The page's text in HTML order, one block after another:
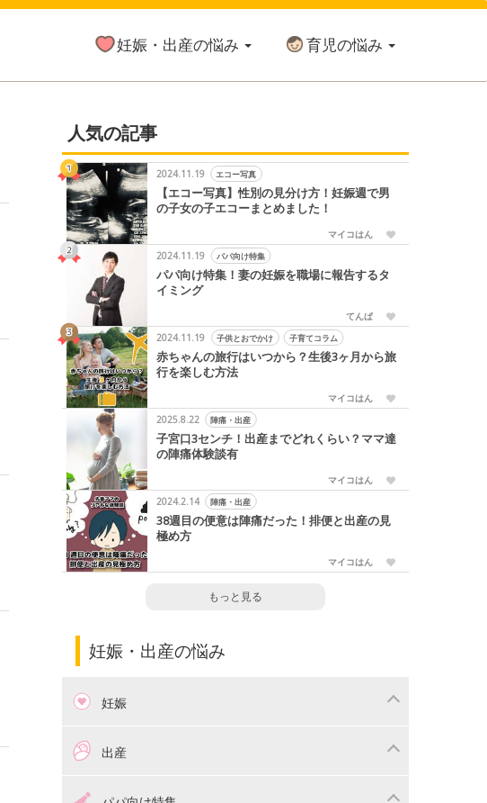
妊娠・出産の悩み 育児の悩み
人気の記事
2024.11.19 エコー写真
【エコー写真】性別の見分け方！妊娠週で男
の子女の子エコーまとめました！
マイコはん
2024.11.19
パパ向け特集
パパ向け特集！妻の妊娠を職場に報告するタ
イミング
てんぱ
2024.11.19
子供とおでかけ 子育てコラム
赤ちゃんの旅行はいつから？生後3ヶ月から旅
行を楽しむ方法
マイコはん
2025.8.22
陣痛・出産
子宮口3センチ！出産までどれくらい？ママ達
の陣痛体験談有
マイコはん
2024.2.14
陣痛・出産
38週目の便意は陣痛だった！排便と出産の見
極め方
マイコはん
もっと見る
妊娠・出産の悩み
妊娠
つわり
妊娠中の食事
出産
出産準備